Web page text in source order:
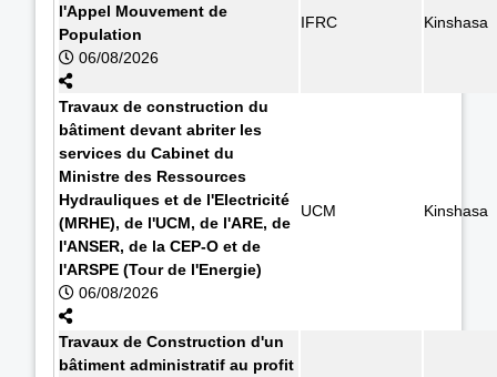
l'Appel Mouvement de
Population
06/08/2026
IFRC Kinshasa
Travaux de construction du
bâtiment devant abriter les
services du Cabinet du
Ministre des Ressources
Hydrauliques et de l'Electricité
(MRHE), de l'UCM, de l'ARE, de
l'ANSER, de la CEP-O et de
l'ARSPE (Tour de l'Energie)
06/08/2026
UCM Kinshasa
Travaux de Construction d'un
bâtiment administratif au profit